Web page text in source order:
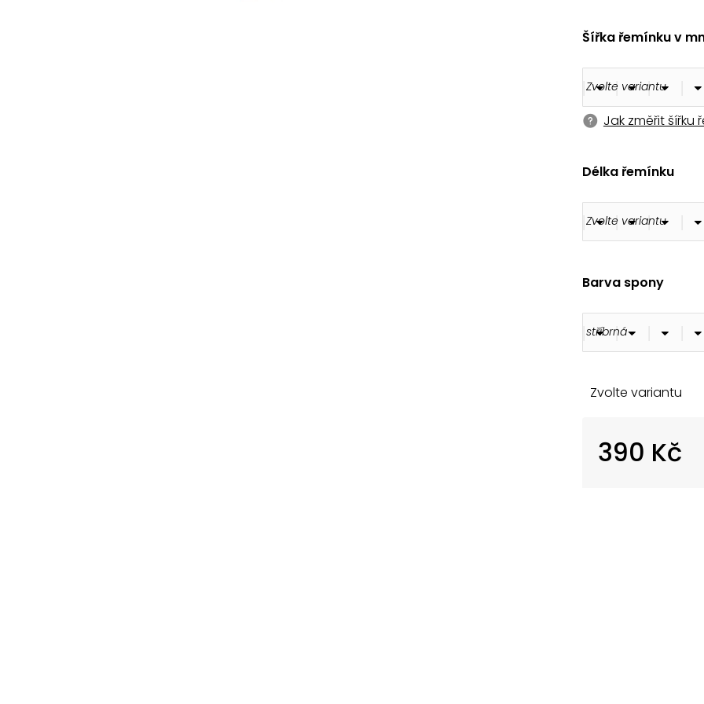
Barva spony
Délka řemínku
Šířka řemínku v
Jak změřit šířku
Zvolte variantu
390 Kč